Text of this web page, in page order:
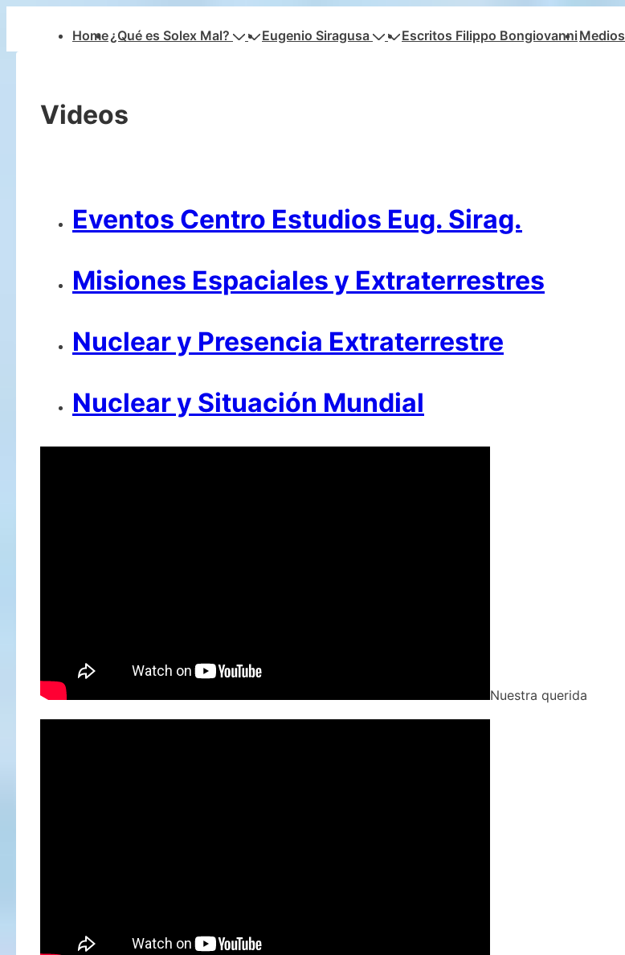
principal
principal
Home¿Qué es Solex Mal? Eugenio Siragusa Escritos Filippo Bongiovanni Medios
Videos
Eventos Centro Estudios Eug. Sirag.
Misiones Espaciales y Extraterrestres
Nuclear y Presencia Extraterrestre
Nuclear y Situación Mundial
Nuestra querida